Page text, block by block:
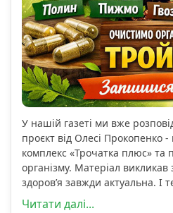
У нашій газеті ми вже
проєкт від Олесі Прокопенко
комплекс «Трочатка плюс» та
організму. Матеріал викликав
здоров’я завжди актуальна.
Читати далі...